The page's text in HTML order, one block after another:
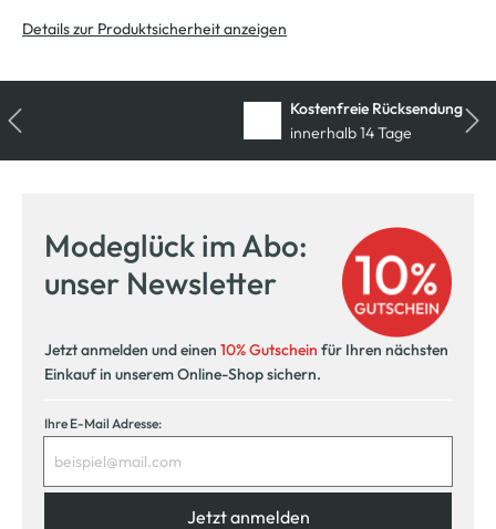
Details zur Produktsicherheit anzeigen
Kostenfreie Rücksendung
innerhalb 14 Tage
Modeglück im Abo:
unser Newsletter
Jetzt anmelden und einen 10% Gutschein für Ihren nächsten
Einkauf in unserem Online-Shop sichern.
Ihre E-Mail Adresse:
Jetzt anmelden